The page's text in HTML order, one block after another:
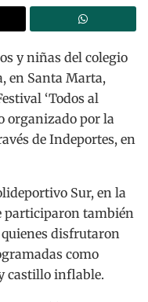
y niñas del colegio
en Santa Marta,
‘Todos al
organizado por la
de Indeportes, en
Sur, en la
participaron también
disfrutaron
como
castillo inflable.